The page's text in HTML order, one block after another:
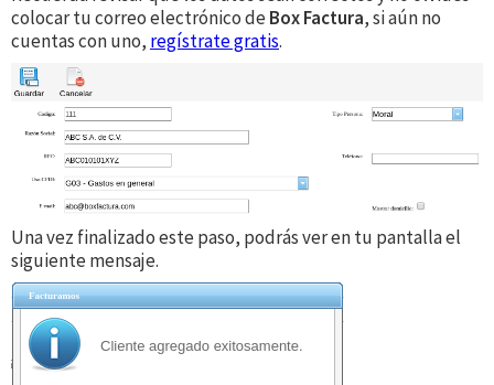
colocar tu correo electrónico deBox Factura, si aún no
cuentas con uno, regístrate gratis.
Una vez finalizado este paso, podrás ver en tu pantalla el
siguiente mensaje.